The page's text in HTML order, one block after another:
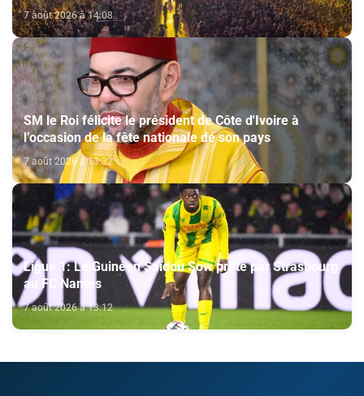
7 août 2026 à 14:08
SM le Roi félicite le président de Côte d'Ivoire à
l’occasion de la fête nationale de son pays
7 août 2026 à 13:32
Ligue 1: Le Guinéen Saïdou Sow prêté par Strasbourg
au FC Nantes
7 août 2026 à 13:12